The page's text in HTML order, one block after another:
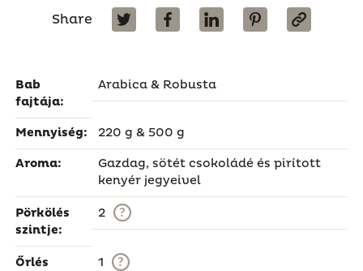
Share
Bab
fajtája:
Arabica & Robusta
Mennyiség: 220 g & 500 g
Aroma:
Gazdag, sötét csokoládé és pirított
kenyér jegyeivel
Pörkölés
szintje:
2 ?
Őrlés
1 ?